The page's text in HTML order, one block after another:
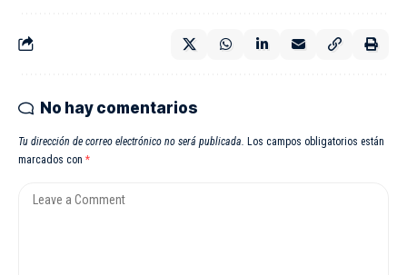
No hay comentarios
Tu dirección de correo electrónico no será publicada. Los campos obligatorios están
marcados con *